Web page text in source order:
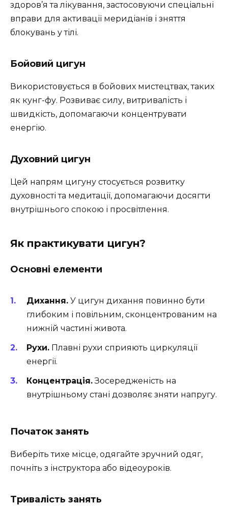
здоров’я та лікування, застосовуючи спеціальні
вправи для активації меридіанів і зняття
блокувань у тілі.
Бойовий цигун
Використовується в бойових мистецтвах, таких
як кунг-фу. Розвиває силу, витривалість і
швидкість, допомагаючи концентрувати
енергію.
Духовний цигун
Цей напрям цигуну стосується розвитку
духовності та медитації, допомагаючи досягти
внутрішнього спокою і просвітлення.
Як практикувати цигун?
Основні елементи
Дихання. У цигун дихання повинно бути
глибоким і повільним, сконцентрованим на
нижній частині живота.
Рухи. Плавні рухи сприяють циркуляції
енергії.
Концентрація.Зосередженість на
внутрішньому стані дозволяє зняти напругу.
Початок занять
Виберіть тихе місце, одягайте зручний одяг,
почніть з інструктора або відеоуроків.
Тривалість занять